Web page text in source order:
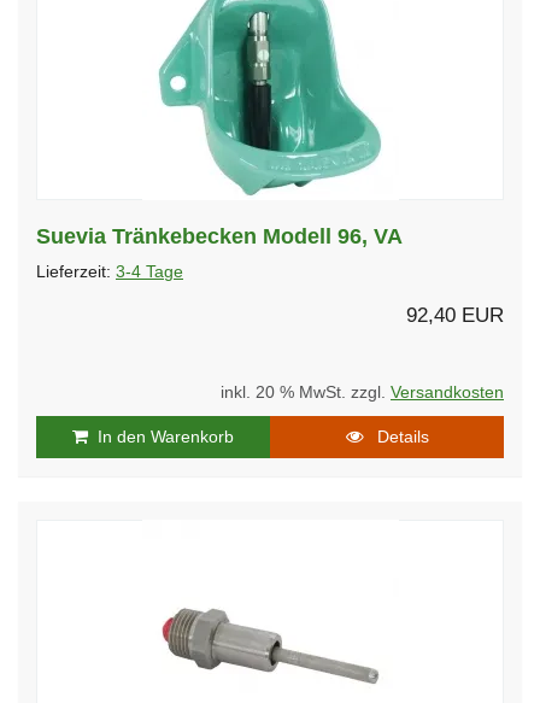
Suevia Tränkebecken Modell 96, VA
Lieferzeit: 3-4 Tage
92,40 EUR
inkl. 20 % MwSt. zzgl. Versandkosten
In den Warenkorb Details